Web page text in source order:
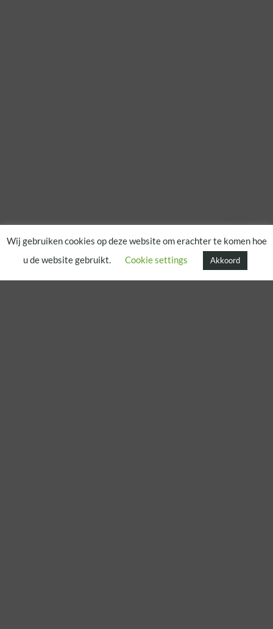
Wij gebruiken cookies op deze website om erachter te komen hoe
u de website gebruikt.
Cookie settings Akkoord